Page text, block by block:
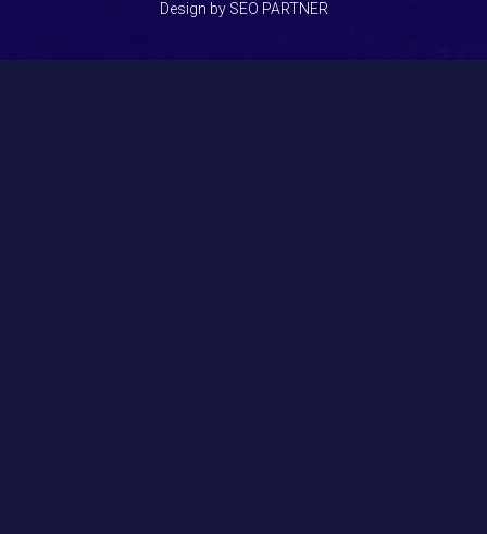
Design by SEO PARTNER